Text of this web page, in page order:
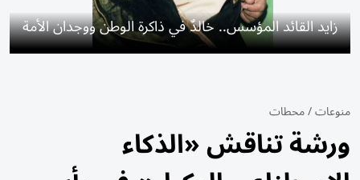
زايد القائد المؤسس.. خالدٌ في ذاكرة الوطن ووجدان الأمة
منوعات/محطات
ورشة تناقش «الذكاء